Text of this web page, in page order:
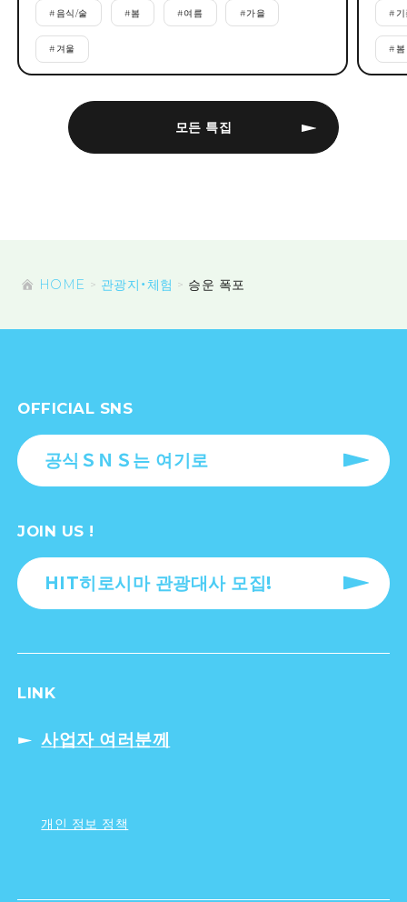
모든 특집
#음식/술 #봄 #여름 #가을
# 겨울
#
#봄
HOME 관광지・체험 승운 폭포
OFFICIAL SNS
공식ＳＮＳ는 여기로
JOIN US !
HIT히로시마 관광대사 모집!
LINK
사업자 여러분께
개인 정보 정책